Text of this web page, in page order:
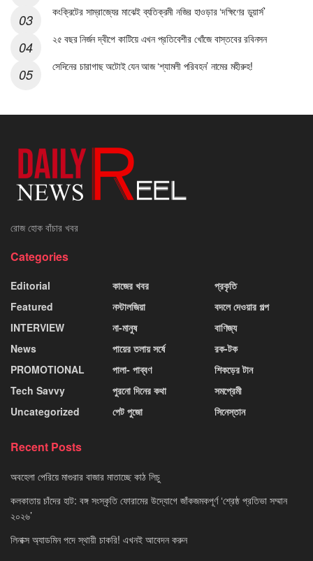
কংক্রিটের সাম্রাজ্যের মাঝেই ব্যতিক্রমী নজির হাওড়ার ‘দক্ষিণের ডুয়ার্স’
২৫ বছর নির্জন দ্বীপে কাটিয়ে এখন প্রতিবেশীর খোঁজে বাস্তবের রবিনসন
সেদিনের চারাগাছ অটোই যেন আজ ‘শ্যামলী পরিবহন’ নামের মহীরুহ!
রোজ হোক বাঁচার খবর
Categories
Editorial
Featured
INTERVIEW
News
PROMOTIONAL
Tech Savvy
Uncategorized
কাজের খবর
নস্টালজিয়া
না-মানুষ
পায়ের তলায় সর্ষে
পালা- পাব্বণ
পুরনো দিনের কথা
পেট পুজো
প্রকৃতি
বদলে দেওয়ার গল্প
বাণিজ্য
রক-টক
শিকড়ের টান
সমপ্রেমী
সিনেস্তান
Recent Posts
অবহেলা পেরিয়ে মাগুরার বাজার মাতাচ্ছে কাঠ লিচু
কলকাতায় চাঁদের হাট: বঙ্গ সংস্কৃতি ফোরামের উদ্যোগে জাঁকজমকপূর্ণ ‘শ্রেষ্ঠ প্রতিভা সম্মান
২০২৬’
লিনাক্স অ্যাডমিন পদে স্থায়ী চাকরি! এখনই আবেদন করুন